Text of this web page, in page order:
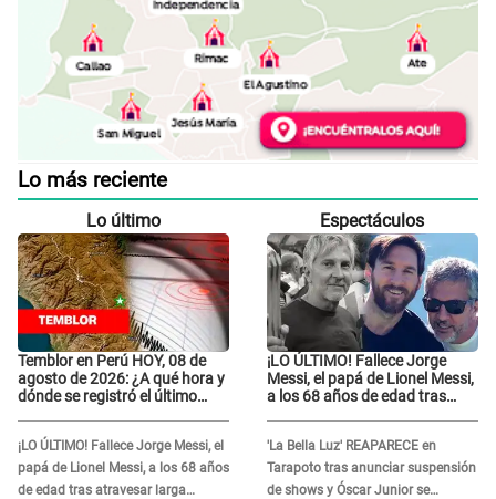
Lo más reciente
Lo último
Temblor en Perú HOY, 08 de
agosto de 2026: ¿A qué hora y
dónde se registró el último
¡LO ÚLTIMO! Fallece Jorge Messi, el
papá de Lionel Messi, a los 68 años
de edad tras atravesar larga
Espectáculos
¡LO ÚLTIMO! Fallece Jorge
Messi, el papá de Lionel Messi,
a los 68 años de edad tras
'La Bella Luz' REAPARECE en
Tarapoto tras anunciar suspensión
de shows y Óscar Junior se